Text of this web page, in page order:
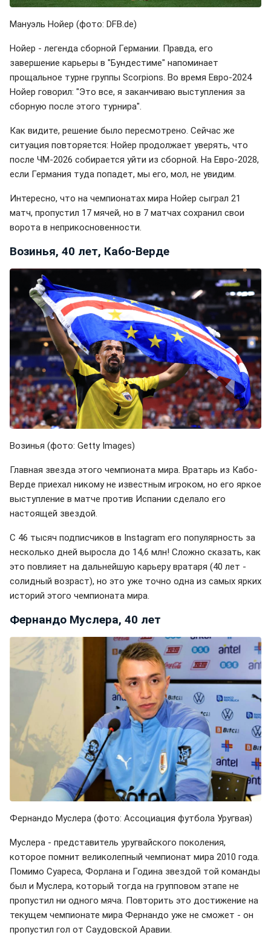
Мануэль Нойер (фото: DFB.de)
Нойер - легенда сборной Германии. Правда, его
завершение карьеры в "Бундестиме" напоминает
прощальное турне группы Scorpions. Во время Евро-2024
Нойер говорил: "Это все, я заканчиваю выступления за
сборную после этого турнира".
Как видите, решение было пересмотрено. Сейчас же
ситуация повторяется: Нойер продолжает уверять, что
после ЧМ-2026 собирается уйти из сборной. На Евро-2028,
если Германия туда попадет, мы его, мол, не увидим.
Интересно, что на чемпионатах мира Нойер сыграл 21
матч, пропустил 17 мячей, но в 7 матчах сохранил свои
ворота в неприкосновенности.
Возинья, 40 лет, Кабо-Верде
Возинья (фото: Getty Images)
Главная звезда этого чемпионата мира. Вратарь из Кабо-
Верде приехал никому не известным игроком, но его яркое
выступление в матче против Испании сделало его
настоящей звездой.
С 46 тысяч подписчиков в Instagram его популярность за
несколько дней выросла до 14,6 млн! Сложно сказать, как
это повлияет на дальнейшую карьеру вратаря (40 лет -
солидный возраст), но это уже точно одна из самых ярких
историй этого чемпионата мира.
Фернандо Муслера, 40 лет
Фернандо Муслера (фото: Ассоциация футбола Уругвая)
Муслера - представитель уругвайского поколения,
которое помнит великолепный чемпионат мира 2010 года.
Помимо Суареса, Форлана и Година звездой той команды
был и Муслера, который тогда на групповом этапе не
пропустил ни одного мяча. Повторить это достижение на
текущем чемпионате мира Фернандо уже не сможет - он
пропустил гол от Саудовской Аравии.